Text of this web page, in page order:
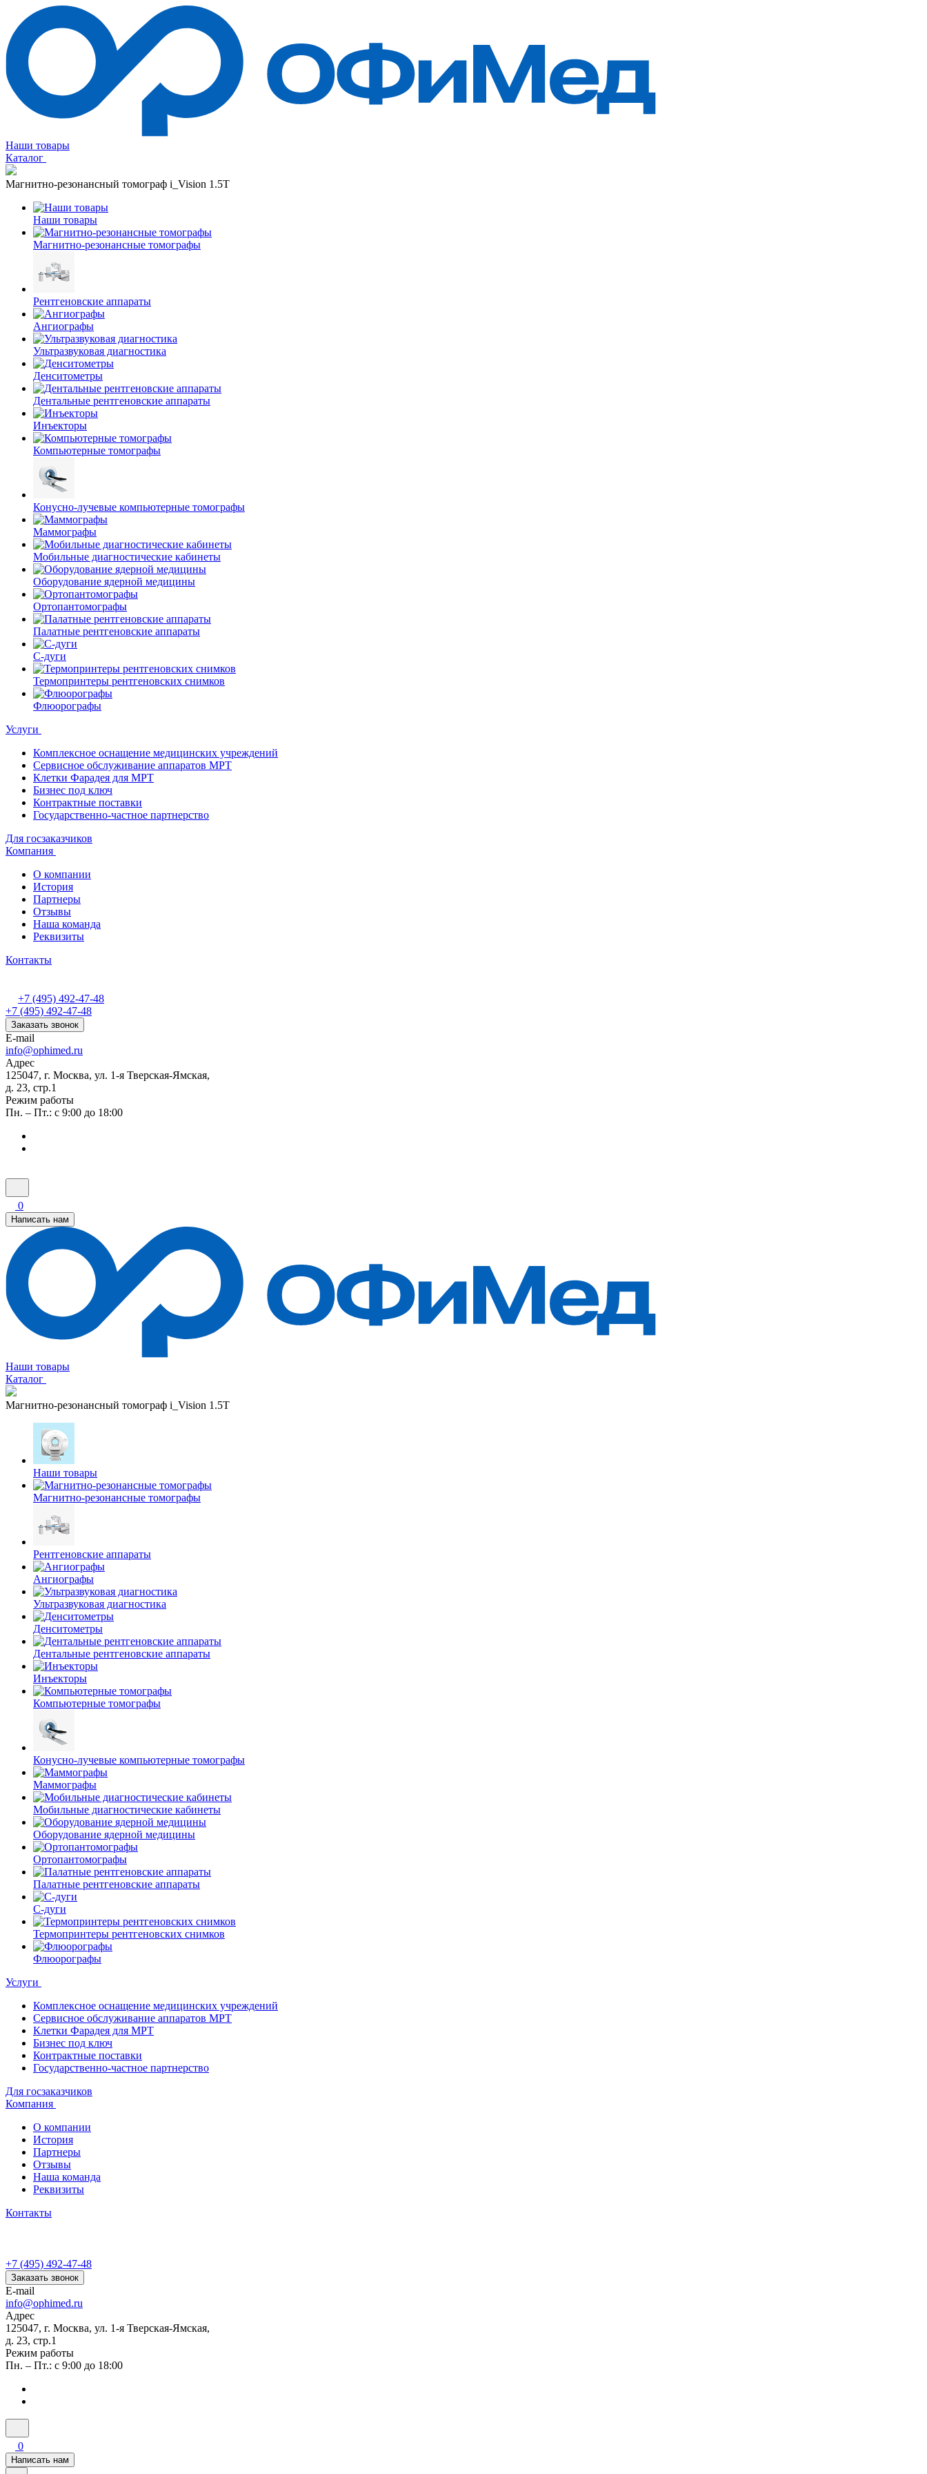
Наши товары
Каталог
Магнитно-резонансный томограф i_Vision 1.5T
Наши товары
Магнитно-резонансные томографы
Рентгеновские аппараты
Ангиографы
Ультразвуковая диагностика
Денситометры
Дентальные рентгеновские аппараты
Инъекторы
Компьютерные томографы
Конусно-лучевые компьютерные томографы
Маммографы
Мобильные диагностические кабинеты
Оборудование ядерной медицины
Ортопантомографы
Палатные рентгеновские аппараты
С-дуги
Термопринтеры рентгеновских снимков
Флюорографы
Услуги
Комплексное оснащение медицинских учреждений
Сервисное обслуживание аппаратов МРТ
Клетки Фарадея для МРТ
Бизнес под ключ
Контрактные поставки
Государственно-частное партнерство
Для госзаказчиков
Компания
О компании
История
Партнеры
Отзывы
Наша команда
Реквизиты
Контакты
+7 (495) 492-47-48
+7 (495) 492-47-48
Заказать звонок
E-mail
info@ophimed.ru
Адрес
125047, г. Москва, ул. 1-я Тверская-Ямская,
д. 23, стр.1
Режим работы
Пн. – Пт.: с 9:00 до 18:00
0
Написать нам
Наши товары
Каталог
Магнитно-резонансный томограф i_Vision 1.5T
Наши товары
Магнитно-резонансные томографы
Рентгеновские аппараты
Ангиографы
Ультразвуковая диагностика
Денситометры
Дентальные рентгеновские аппараты
Инъекторы
Компьютерные томографы
Конусно-лучевые компьютерные томографы
Маммографы
Мобильные диагностические кабинеты
Оборудование ядерной медицины
Ортопантомографы
Палатные рентгеновские аппараты
С-дуги
Термопринтеры рентгеновских снимков
Флюорографы
Услуги
Комплексное оснащение медицинских учреждений
Сервисное обслуживание аппаратов МРТ
Клетки Фарадея для МРТ
Бизнес под ключ
Контрактные поставки
Государственно-частное партнерство
Для госзаказчиков
Компания
О компании
История
Партнеры
Отзывы
Наша команда
Реквизиты
Контакты
+7 (495) 492-47-48
Заказать звонок
E-mail
info@ophimed.ru
Адрес
125047, г. Москва, ул. 1-я Тверская-Ямская,
д. 23, стр.1
Режим работы
Пн. – Пт.: с 9:00 до 18:00
0
Написать нам